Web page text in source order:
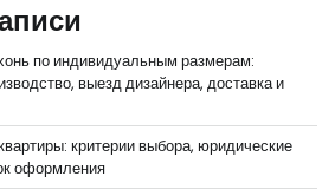
по индивидуальным размерам:
выезд дизайнера, доставка и
критерии выбора, юридические
оформления